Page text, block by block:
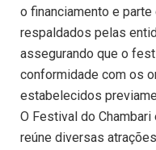
o financiamento e
respaldados pelas
assegurando que o
conformidade com os
estabelecidos
O Festival do
reúne diversas